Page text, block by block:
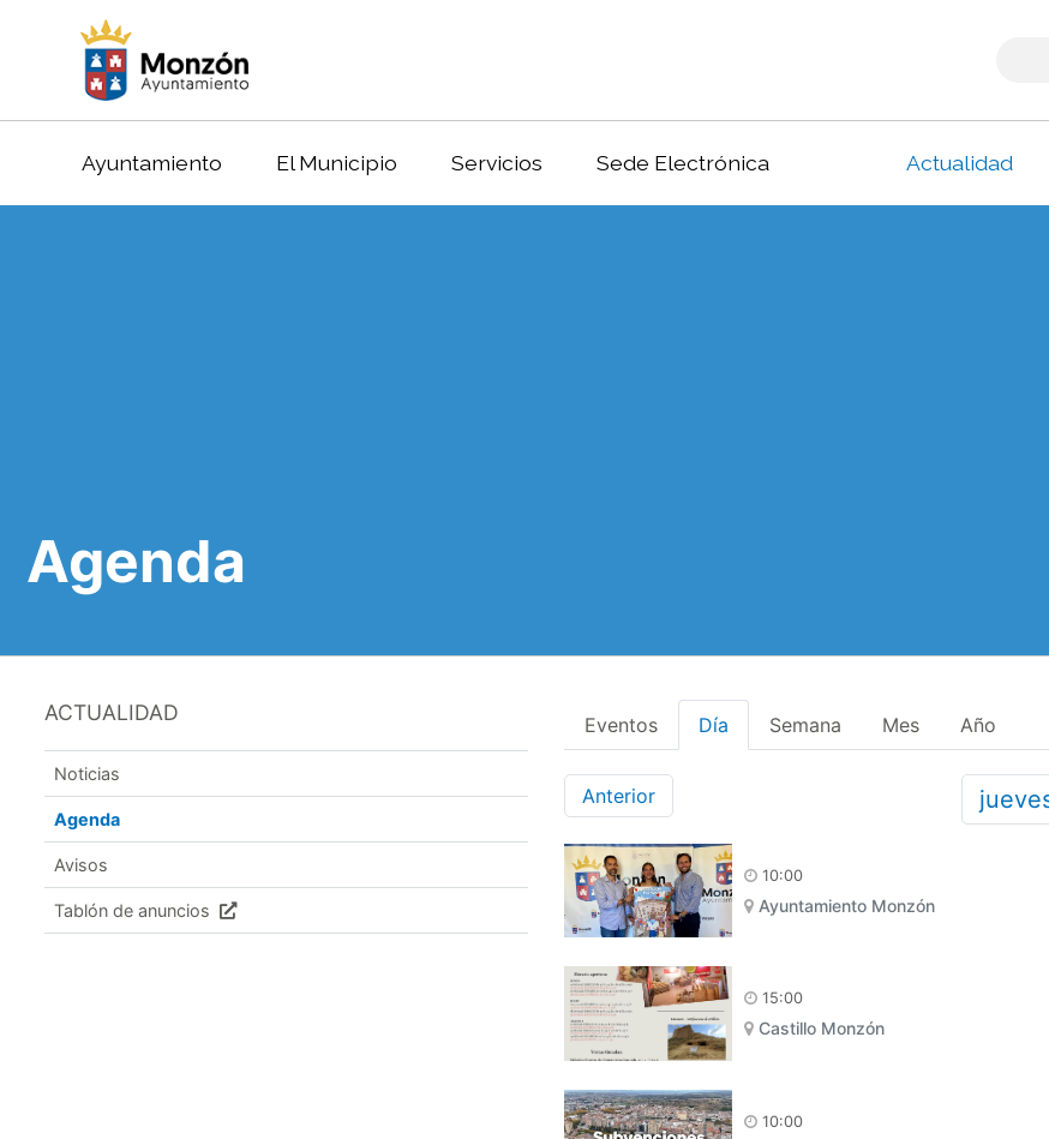
Ayuntamiento El Municipio Servicios Sede Electrónica Actualidad
Agenda
ACTUALIDAD
Noticias
Agenda
Avisos
Tablón de anuncios
Eventos Día Semana Mes Año
Anterior
10:00
Ayuntamiento Monzón
15:00
Castillo Monzón
10:00